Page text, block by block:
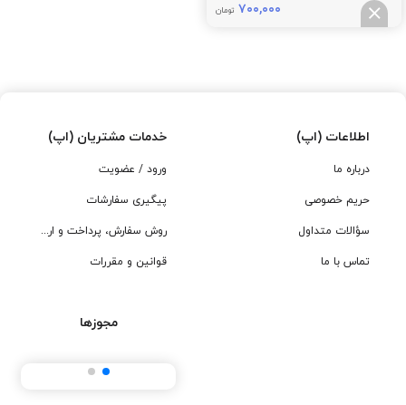
۷۰۰,۰۰۰ تومان
اطلاعات (اپ)
درباره ما
حریم خصوصی
سؤالات متداول
تماس با ما
خدمات مشتریان (اپ)
ورود / عضویت
پیگیری سفارشات
روش سفارش، پرداخت و ارسال
قوانین و مقررات
مجوزها